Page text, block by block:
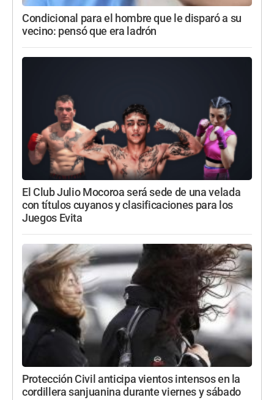
Condicional para el hombre que le disparó a su
vecino: pensó que era ladrón
El Club Julio Mocoroa será sede de una velada
con títulos cuyanos y clasificaciones para los
Juegos Evita
Protección Civil anticipa vientos intensos en la
cordillera sanjuanina durante viernes y sábado